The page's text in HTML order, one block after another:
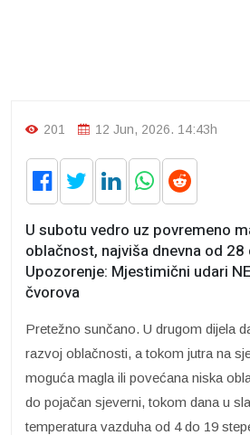
201 12 Jun, 2026. 14:43h
U subotu vedro uz povremeno
oblačnost, najviša dnevna od
Upozorenje: Mjestimični udari
čvorova
Pretežno sunčano. U drugom dijela
razvoj oblačnosti, a tokom jutra na
moguća magla ili povećana niska
do pojačan sjeverni, tokom dana u
temperatura vazduha od 4 do 19